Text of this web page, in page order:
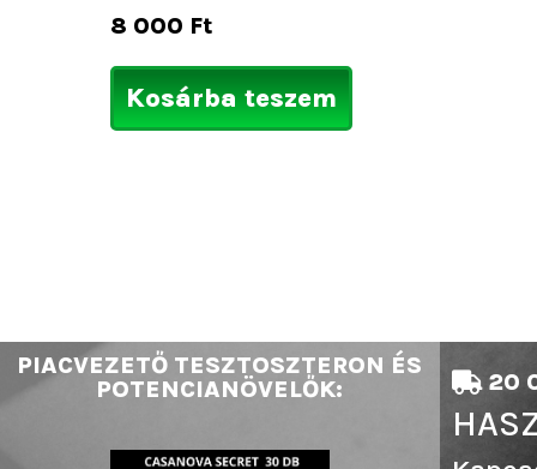
8 000 Ft
Kosárba teszem
PIACVEZETŐ TESZTOSZTERON ÉS
POTENCIANÖVELŐK:
20